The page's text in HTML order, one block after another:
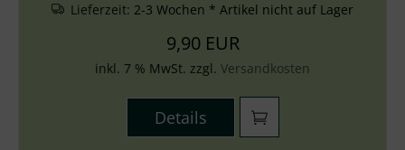
Lieferzeit: 2-3 Wochen * Artikel nicht auf Lager
9,90 EUR
inkl. 7 % MwSt. zzgl. Versandkosten
Details